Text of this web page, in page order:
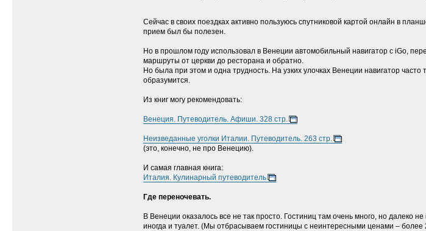
Сейчас в своих поездках активно пользуюсь спутниковой картой онлайн в
прием был бы полезен.
Но в прошлом году использовал в Венеции автомобильный навигатор c iGo,
маршруты от церкви до ресторана и обратно.
Но была при этом и одна трудность. На узких улочках Венеции навигатор
образумится.
Из книг могу рекомендовать:
Венеция. Путеводитель. Афиши. 328 стр.
Неизведанные уголки Италии. Путеводитель. 263 стр.
(это, конечно, не про Венецию).
И самая главная книга:
Италия. Кулинарный путеводитель
Где переночевать.
В Венеции оказалось все не так просто. Гостиниц там очень много, но далеко
иногда и туалет. (Мы отбрасываем гостиницы с неинтересными ценами – более